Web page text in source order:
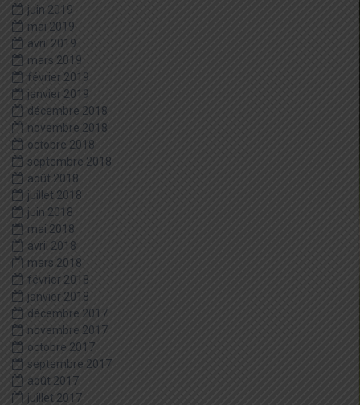
juin 2019
mai 2019
avril 2019
mars 2019
février 2019
janvier 2019
décembre 2018
novembre 2018
octobre 2018
septembre 2018
août 2018
juillet 2018
juin 2018
mai 2018
avril 2018
mars 2018
février 2018
janvier 2018
décembre 2017
novembre 2017
octobre 2017
septembre 2017
août 2017
juillet 2017